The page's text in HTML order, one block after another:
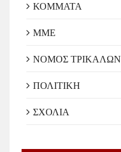
ΚΟΜΜΑΤΑ
ΜΜΕ
ΝΟΜΟΣ ΤΡΙΚΑΛΩΝ
ΠΟΛΙΤΙΚΗ
ΣΧΟΛΙΑ